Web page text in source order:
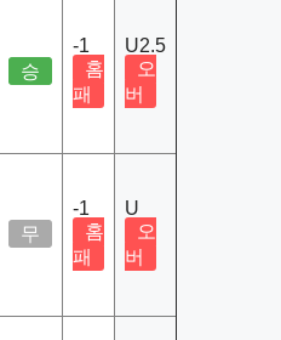
승
-1
홈
패
U2.5
오
버
무
-1
홈
패
U
오
버